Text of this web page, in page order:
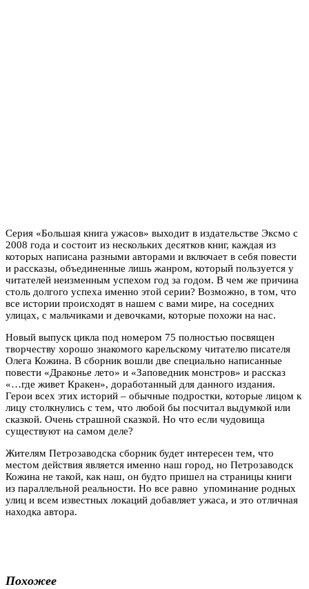
Серия «Большая книга ужасов» выходит в издательстве Эксмо с
2008 года и состоит из нескольких десятков книг, каждая из
которых написана разными авторами и включает в себя повести
и рассказы, объединенные лишь жанром, который пользуется у
читателей неизменным успехом год за годом. В чем же причина
столь долгого успеха именно этой серии? Возможно, в том, что
все истории происходят в нашем с вами мире, на соседних
улицах, с мальчиками и девочками, которые похожи на нас.
Новый выпуск цикла под номером 75 полностью посвящен
творчеству хорошо знакомого карельскому читателю писателя
Олега Кожина. В сборник вошли две специально написанные
повести «Драконье лето» и «Заповедник монстров» и рассказ
«…где живет Кракен», доработанный для данного издания.
Герои всех этих историй – обычные подростки, которые лицом к
лицу столкнулись с тем, что любой бы посчитал выдумкой или
сказкой. Очень страшной сказкой. Но что если чудовища
существуют на самом деле?
Жителям Петрозаводска сборник будет интересен тем, что
местом действия является именно наш город, но Петрозаводск
Кожина не такой, как наш, он будто пришел на страницы книги
из параллельной реальности. Но все равно упоминание родных
улиц и всем известных локаций добавляет ужаса, и это отличная
находка автора.
Похожее